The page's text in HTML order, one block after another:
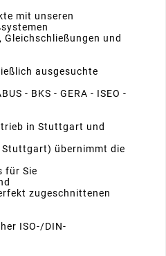
mit unseren
und
ausgesuchte
- BKS - GERA - ISEO -
in Stuttgart und
übernimmt die
für Sie
zugeschnittenen
ISO-/DIN-